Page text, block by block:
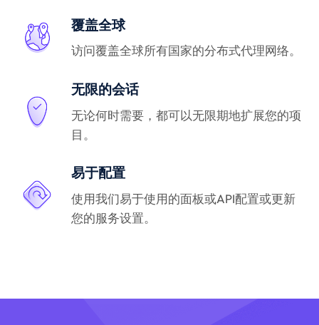
覆盖全球
访问覆盖全球所有国家的分布式代理网络。
无限的会话
无论何时需要，都可以无限期地扩展您的项
目。
易于配置
使用我们易于使用的面板或API配置或更新
您的服务设置。